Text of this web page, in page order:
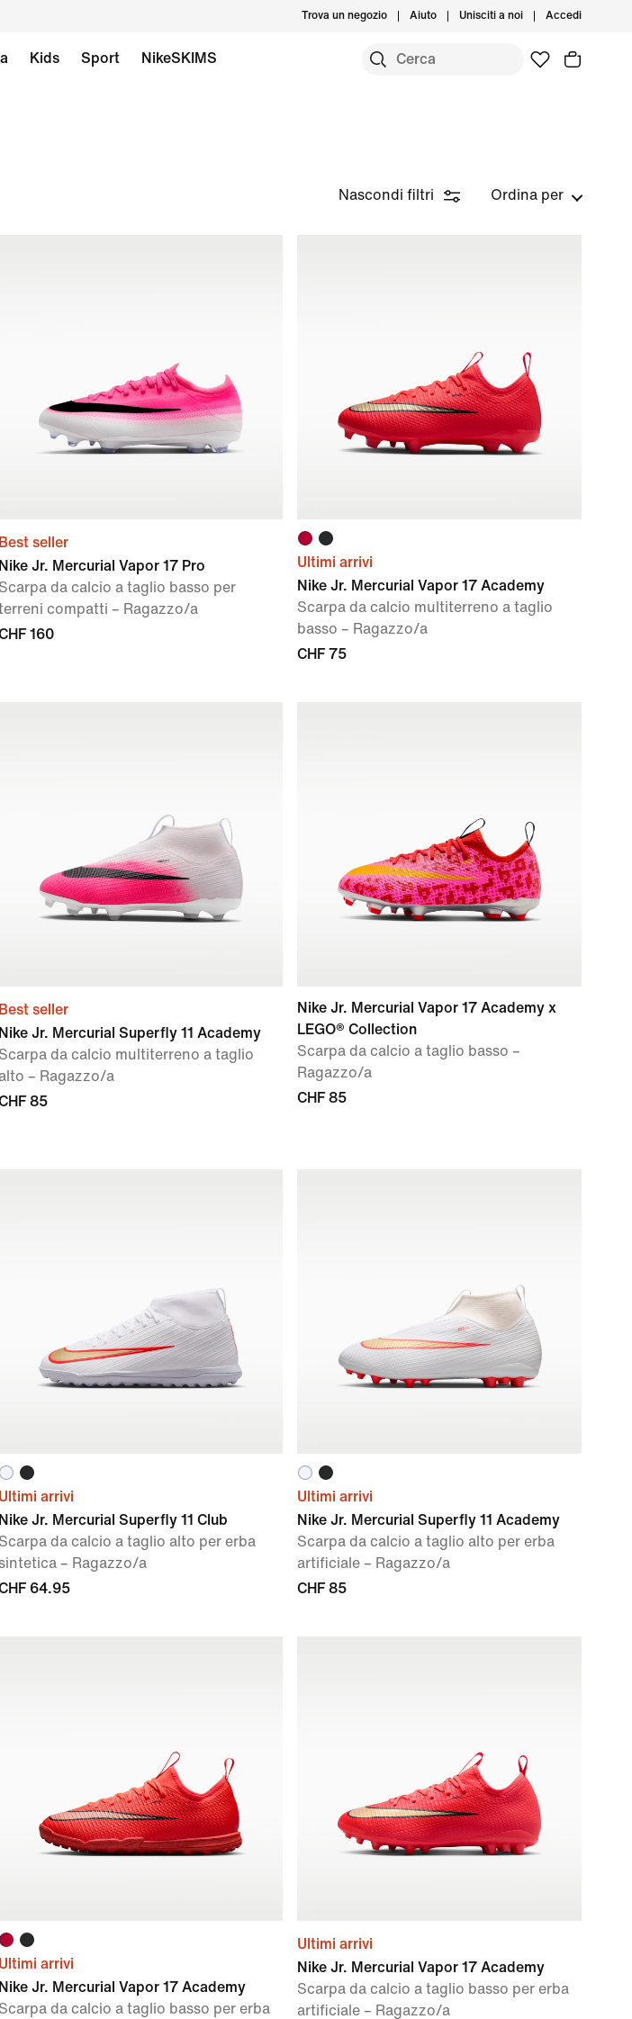
Trova un negozio Aiuto Unisciti a noi Accedi
Kids Sport NikeSKIMS
Nascondi filtri Ordina per
Best seller
Nike Jr. Mercurial Vapor 17 Pro
Scarpa da calcio a taglio basso per
compatti – Ragazzo/a
160
Ultimi arrivi
Nike Jr. Mercurial Vapor 17 Academy
Scarpa da calcio multiterreno a taglio
basso – Ragazzo/a
CHF 75
Best seller
Nike Jr. Mercurial Superfly 11 Academy
Scarpa da calcio multiterreno a taglio
alto – Ragazzo/a
85
Nike Jr. Mercurial Vapor 17 Academy x
LEGO® Collection
Scarpa da calcio a taglio basso –
Ragazzo/a
CHF 85
Ultimi arrivi
Nike Jr. Mercurial Superfly 11 Club
Scarpa da calcio a taglio alto per erba
– Ragazzo/a
64.95
Ultimi arrivi
Nike Jr. Mercurial Superfly 11 Academy
Scarpa da calcio a taglio alto per erba
artificiale – Ragazzo/a
CHF 85
Ultimi arrivi
Nike Jr. Mercurial Vapor 17 Academy
Scarpa da calcio a taglio basso per erba
Ultimi arrivi
Nike Jr. Mercurial Vapor 17 Academy
Scarpa da calcio a taglio basso per erba
artificiale – Ragazzo/a